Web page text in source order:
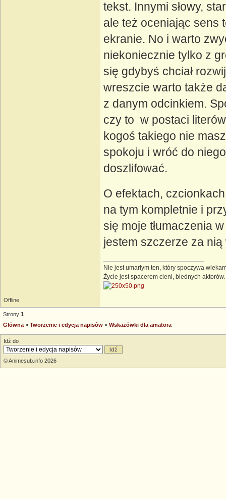
tekst. Innymi słowy,
ale też oceniając sens
ekranie. No i warto
niekoniecznie tylko z
się gdybyś chciał
wreszcie warto także
z danym odcinkiem.
czy to w postaci
kogoś takiego nie
spokoju i wróć do
doszlifować.
O efektach,
na tym kompletnie i
się moje tłumaczenia
jestem szczerze za
Nie jest umarłym ten, który spoczywa
Życie jest spacerem cieni, biednych
Offline
Strony 1
Główna » Tworzenie i edycja napisów » Wskazówki dla amatora
Idź do
© Animesub.info 2026